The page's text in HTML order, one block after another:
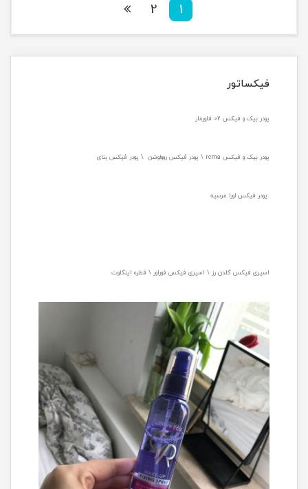
1
2
فیکساتور
پودر بیک و فیکس 02 فلورمار
پودر بیک و فیکس rcma \ پودر فیکس روولوشن \ پودر فیکس بنای
پودر فیکس لورا مرسیه
اسپری فیکس گلدن رز \ اسپری فیکس فوراور \ قطره اینگلوت